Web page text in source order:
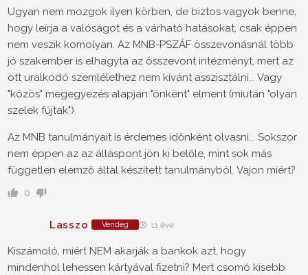
Ugyan nem mozgok ilyen körben, de biztos vagyok benne,
hogy leírja a valóságot és a várható hatásokat, csak éppen
nem veszik komolyan. Az MNB-PSZÁF összevonásnál több
jó szakember is elhagyta az összevont intézményt, mert az
ott uralkodó szemlélethez nem kívánt asszisztálni... Vagy
"közös" megegyezés alapján "önként" elment (miután "olyan
szelek fújtak").
Az MNB tanulmányait is érdemes időnként olvasni... Sokszor
nem éppen az az álláspont jön ki belőle, mint sok más
független elemző által készített tanulmányból. Vajon miért?
0
Lasszo Vendég 11 éve
Kiszámoló, miért NEM akarják a bankok azt, hogy
mindenhol lehessen kártyával fizetni? Mert csomó kisebb